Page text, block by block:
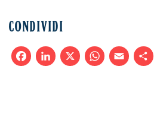
CONDIVIDI